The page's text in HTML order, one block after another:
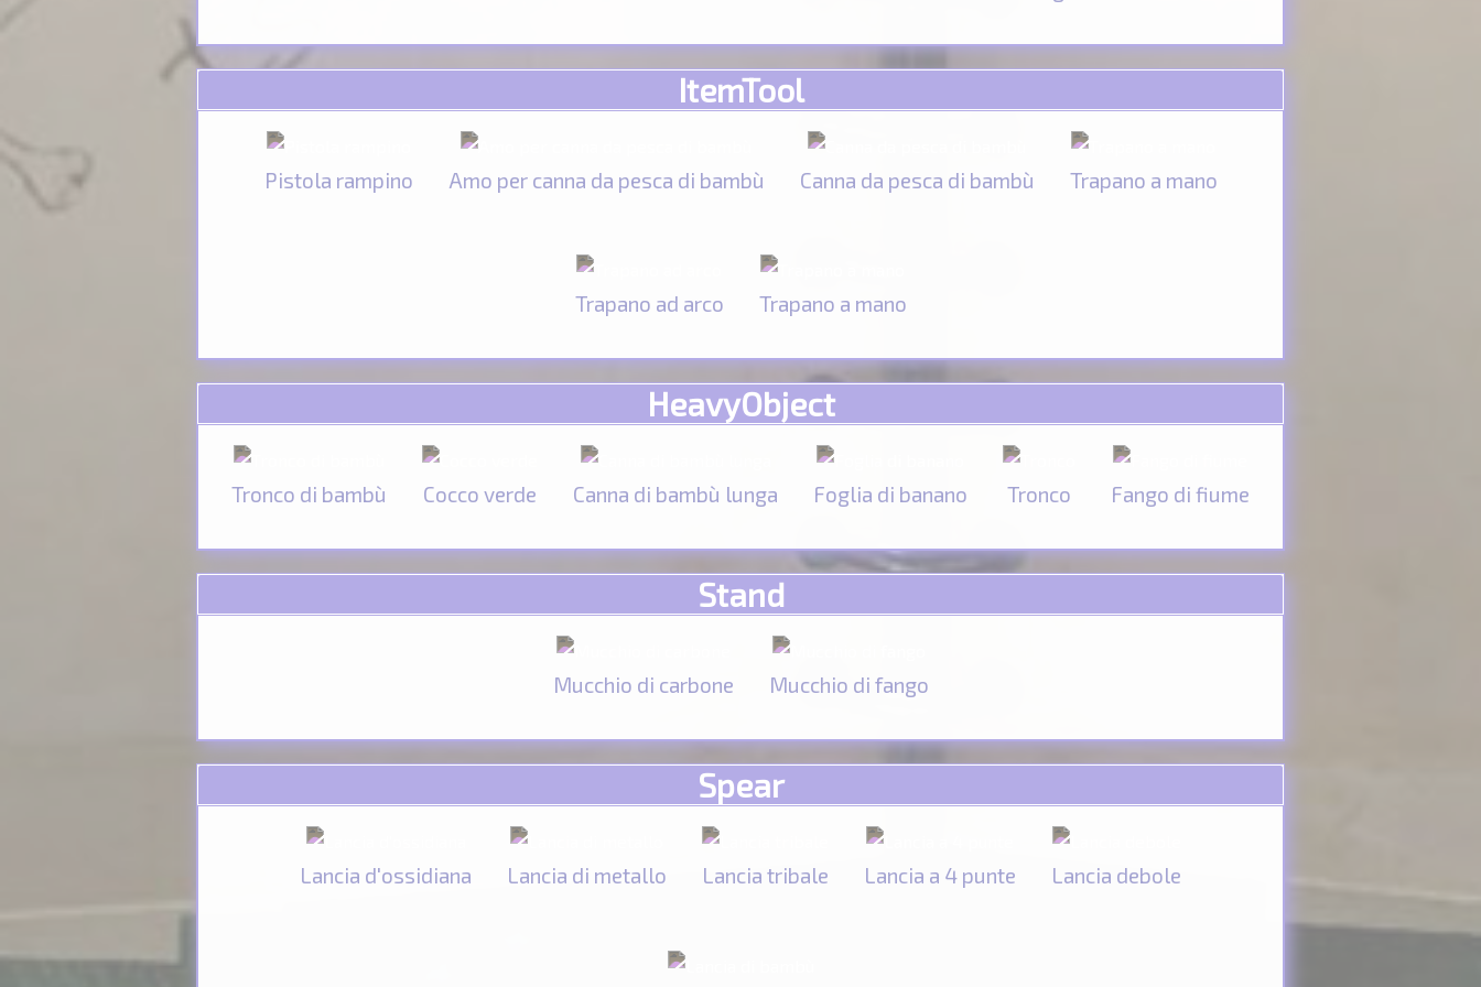
ItemTool
Pistola rampino Amo per canna da pesca di bambù Canna da pesca di bambù Trapano a mano
Trapano ad arco Trapano a mano
HeavyObject
Tronco di bambù Cocco verde Canna di bambù lunga Foglia di banano Tronco Fango di fiume
Stand
Mucchio di carbone Mucchio di fango
Spear
Lancia d'ossidiana Lancia di metallo Lancia tribale Lancia a 4 punte Lancia debole